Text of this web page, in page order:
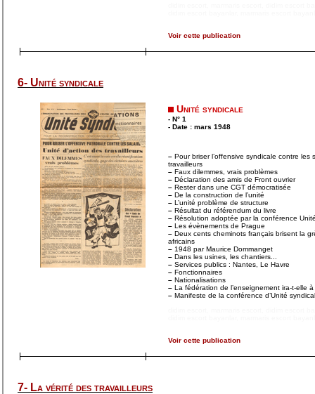
Voir cette publication
6- Unité syndicale
Unité syndicale
- N° 1
- Date : mars 1948
– Pour briser l’offensive syndicale contre les
travailleurs
– Faux dilemmes, vrais problèmes
– Déclaration des amis de Front ouvrier
– Rester dans une CGT démocratisée
– De la construction de l’unité
– L’unité problème de structure
– Résultat du référendum du livre
– Résolution adoptée par la conférence
– Les évènements de Prague
– Deux cents cheminots français brisent la
africains
– 1948 par Maurice Dommanget
– Dans les usines, les chantiers...
– Services publics : Nantes, Le Havre
– Fonctionnaires
– Nationalisations
– La fédération de l’enseignement ira-t-elle à
– Manifeste de la conférence d’Unité
Voir cette publication
7- La vérité des travailleurs